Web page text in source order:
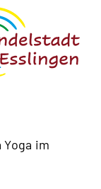
im